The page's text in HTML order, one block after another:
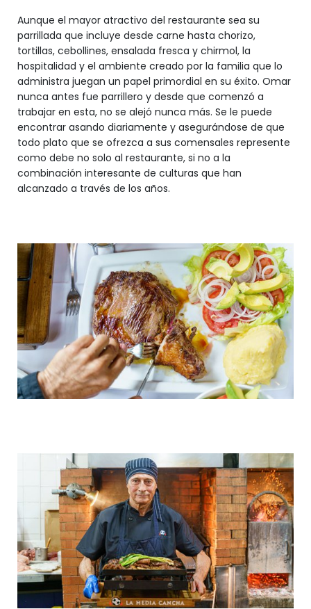
Aunque el mayor atractivo del restaurante sea su
parrillada que incluye desde carne hasta chorizo,
tortillas, cebollines, ensalada fresca y chirmol, la
hospitalidad y el ambiente creado por la familia que lo
administra juegan un papel primordial en su éxito. Omar
nunca antes fue parrillero y desde que comenzó a
trabajar en esta, no se alejó nunca más. Se le puede
encontrar asando diariamente y asegurándose de que
todo plato que se ofrezca a sus comensales represente
como debe no solo al restaurante, si no a la
combinación interesante de culturas que han
alcanzado a través de los años.